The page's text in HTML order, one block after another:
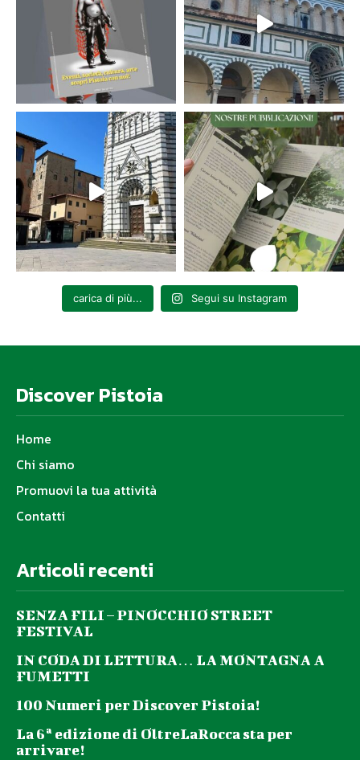
carica di più... Segui su Instagram
Discover Pistoia
Home
Chi siamo
Promuovi la tua attività
Contatti
Articoli recenti
SENZA FILI – PINOCCHIO STREET
FESTIVAL
IN CODA DI LETTURA… LA MONTAGNA A
FUMETTI
100 Numeri per Discover Pistoia!
La 6ª edizione di OltreLaRocca sta per
arrivare!